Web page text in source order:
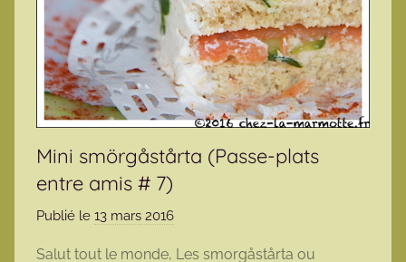
Mini smörgåstårta (Passe-plats
entre amis # 7)
Publié le 13 mars 2016
Salut tout le monde, Les smorgåstårta ou